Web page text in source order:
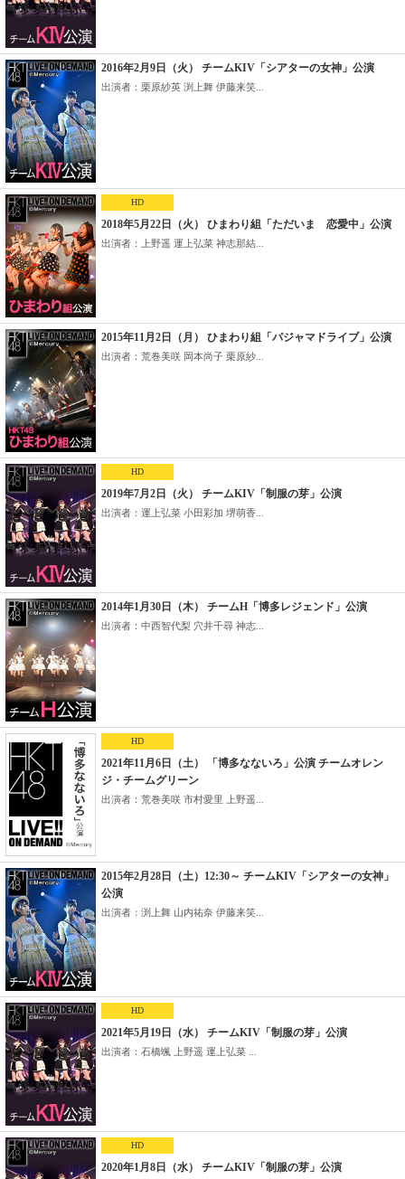
2016年2月9日（火） チームKIV「シアターの女神」公演
出演者：栗原紗英 渕上舞 伊藤来笑...
HD
2018年5月22日（火） ひまわり組「ただいま 恋愛中」公演
出演者：上野遥 運上弘菜 神志那結...
2015年11月2日（月） ひまわり組「パジャマドライブ」公演
出演者：荒巻美咲 岡本尚子 栗原紗...
HD
2019年7月2日（火） チームKIV「制服の芽」公演
出演者：運上弘菜 小田彩加 堺萌香...
2014年1月30日（木） チームH「博多レジェンド」公演
出演者：中西智代梨 穴井千尋 神志...
HD
2021年11月6日（土） 「博多なないろ」公演 チームオレン
ジ・チームグリーン
出演者：荒巻美咲 市村愛里 上野遥...
2015年2月28日（土）12:30～ チームKIV「シアターの女神」
公演
出演者：渕上舞 山内祐奈 伊藤来笑...
HD
2021年5月19日（水） チームKIV「制服の芽」公演
出演者：石橋颯 上野遥 運上弘菜 ...
HD
2020年1月8日（水） チームKIV「制服の芽」公演